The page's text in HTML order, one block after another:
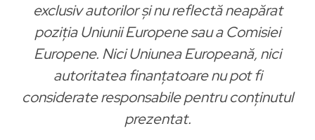
exclusiv autorilor și nu reflectă neapărat
poziția Uniunii Europene sau a Comisiei
Europene. Nici Uniunea Europeană, nici
autoritatea finanțatoare nu pot fi
considerate responsabile pentru conținutul
prezentat.